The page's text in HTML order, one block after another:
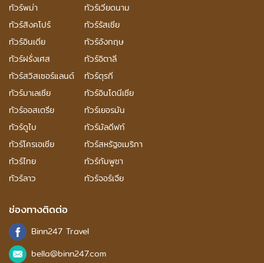
ทัวร์พม่า
ทัวร์เวียดนาม
ทัวร์สิงคโปร์
ทัวร์รัสเซีย
ทัวร์อินเดีย
ทัวร์อังกฤษ
ทัวร์ฝรั่งเศส
ทัวร์อิตาลี
ทัวร์สวิสเซอร์แลนด์
ทัวร์ตุรกี
ทัวร์มาเลเซีย
ทัวร์อินโดนีเซีย
ทัวร์ออสเตรีย
ทัวร์เยอรมัน
ทัวร์ดูไบ
ทัวร์มัลดีฟท์
ทัวร์โครเอเชีย
ทัวร์สหรัฐอเมริกา
ทัวร์ไทย
ทัวร์กัมพูชา
ทัวร์ลาว
ทัวร์จอร์เจีย
ช่องทางติดต่อ
Binn247 Travel
bella@binn247.com